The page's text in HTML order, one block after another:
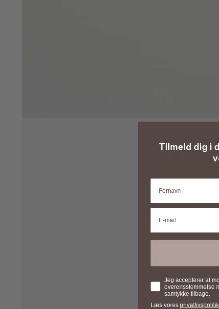
Tilmeld dig i
Samtykke
Jeg accepterer at
overensstemmelse
samtykke tilbage.
Læs vores privatlivspolitik